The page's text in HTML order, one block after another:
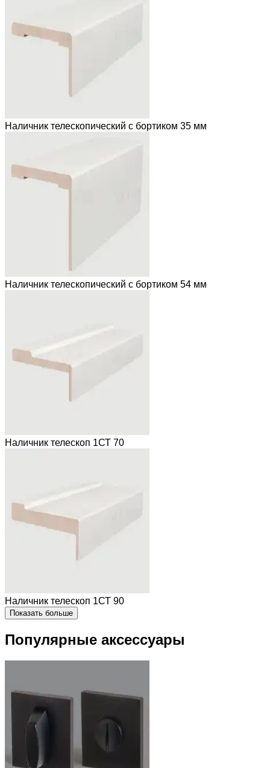
Наличник телескопический с бортиком 35 мм
Наличник телескопический с бортиком 54 мм
Наличник телескоп 1СТ 70
Наличник телескоп 1СТ 90
Показать больше
Популярные аксессуары